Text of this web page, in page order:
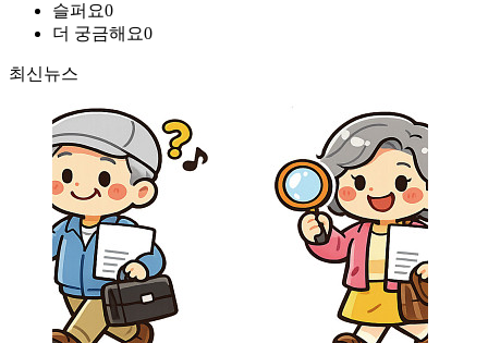
슬퍼요0
더 궁금해요0
최신뉴스